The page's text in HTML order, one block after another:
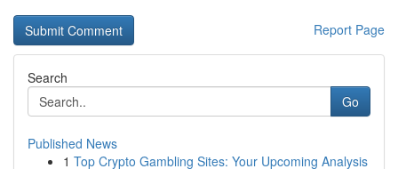
Report Page
Search
Go
Published News
1 Top Crypto Gambling Sites: Your Upcoming Analysis